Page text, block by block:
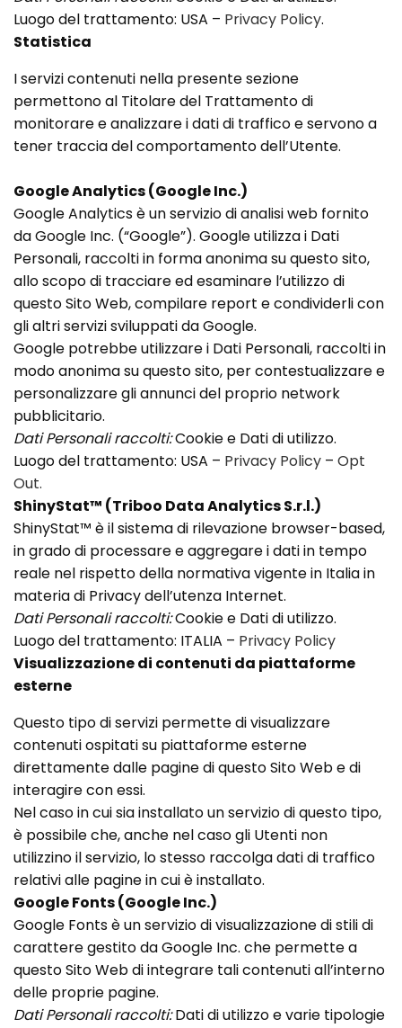
Luogo del trattamento: USA – Privacy Policy.
Statistica
I servizi contenuti nella presente sezione
permettono al Titolare del Trattamento di
monitorare e analizzare i dati di traffico e servono a
tener traccia del comportamento dell’Utente.
Google Analytics (Google Inc.)
Google Analytics è un servizio di analisi web fornito
da Google Inc. (“Google”). Google utilizza i Dati
Personali, raccolti in forma anonima su questo sito,
allo scopo di tracciare ed esaminare l’utilizzo di
questo Sito Web, compilare report e condividerli con
gli altri servizi sviluppati da Google.
Google potrebbe utilizzare i Dati Personali, raccolti in
modo anonima su questo sito, per contestualizzare e
personalizzare gli annunci del proprio network
pubblicitario.
Dati Personali raccolti:Cookie e Dati di utilizzo.
Luogo del trattamento: USA – Privacy Policy – Opt
Out.
ShinyStat™ (Triboo Data Analytics S.r.l.)
ShinyStat™ è il sistema di rilevazione browser-based,
in grado di processare e aggregare i dati in tempo
reale nel rispetto della normativa vigente in Italia in
materia di Privacy dell’utenza Internet.
Dati Personali raccolti:Cookie e Dati di utilizzo.
Luogo del trattamento: ITALIA – Privacy Policy
Visualizzazione di contenuti da piattaforme
esterne
Questo tipo di servizi permette di visualizzare
contenuti ospitati su piattaforme esterne
direttamente dalle pagine di questo Sito Web e di
interagire con essi.
Nel caso in cui sia installato un servizio di questo tipo,
è possibile che, anche nel caso gli Utenti non
utilizzino il servizio, lo stesso raccolga dati di traffico
relativi alle pagine in cui è installato.
Google Fonts (Google Inc.)
Google Fonts è un servizio di visualizzazione di stili di
carattere gestito da Google Inc. che permette a
questo Sito Web di integrare tali contenuti all’interno
delle proprie pagine.
Dati Personali raccolti:Dati di utilizzo e varie tipologie